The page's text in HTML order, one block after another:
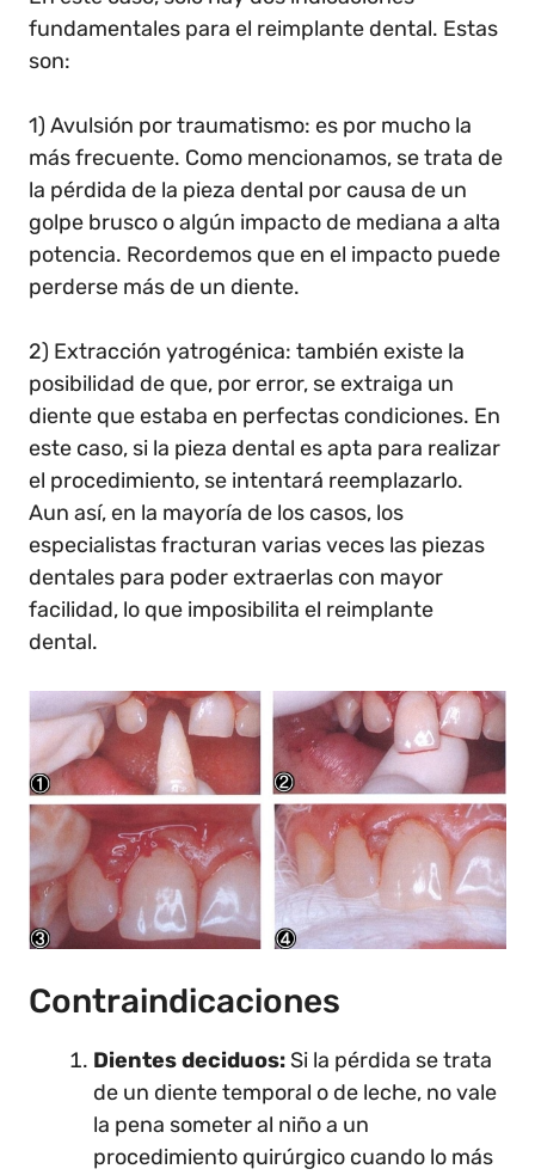
fundamentales para el reimplante dental. Estas
son:
1) Avulsión por traumatismo: es por mucho la
más frecuente. Como mencionamos, se trata de
la pérdida de la pieza dental por causa de un
golpe brusco o algún impacto de mediana a alta
potencia. Recordemos que en el impacto puede
perderse más de un diente.
2) Extracción yatrogénica: también existe la
posibilidad de que, por error, se extraiga un
diente que estaba en perfectas condiciones. En
este caso, si la pieza dental es apta para realizar
el procedimiento, se intentará reemplazarlo.
Aun así, en la mayoría de los casos, los
especialistas fracturan varias veces las piezas
dentales para poder extraerlas con mayor
facilidad, lo que imposibilita el reimplante
dental.
Contraindicaciones
Dientes deciduos: Si la pérdida se trata
de un diente temporal o de leche, no vale
la pena someter al niño a un
procedimiento quirúrgico cuando lo más